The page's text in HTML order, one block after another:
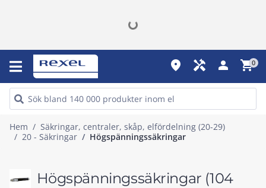
place handyman person shopping_cart0
Hem
Säkringar, centraler, skåp, elfördelning (20-29)
20 - Säkringar
Högspänningssäkringar
Högspänningssäkringar (104